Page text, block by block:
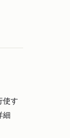
使す
細